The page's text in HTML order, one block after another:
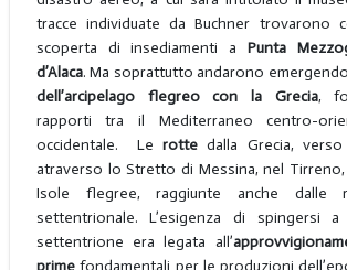
tracce individuate da Buchner trovarono
scoperta di insediamenti a Punta
d’Alaca. Ma soprattutto andarono
dell’arcipelago flegreo con la Grecia,
rapporti tra il Mediterraneo centro-
occidentale. Le rottedalla Grecia,
atraverso lo Stretto di Messina, nel Tirreno,
Isole flegree, raggiunte anche dalle
settentrionale. L’esigenza di spingersi
settentrione era legata all’